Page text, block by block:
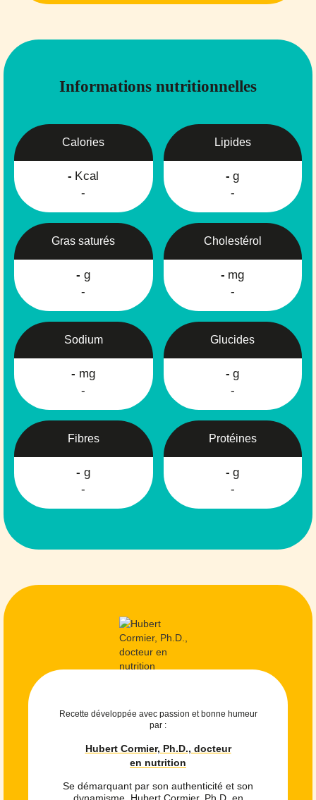
Informations nutritionnelles
Calories
- Kcal
-
Lipides
- g
-
Gras saturés
- g
-
Cholestérol
- mg
-
Sodium
- mg
-
Glucides
- g
-
Fibres
- g
-
Protéines
- g
-
Recette développée avec passion et bonne humeur
par :
Hubert Cormier, Ph.D., docteur
en nutrition
Se démarquant par son authenticité et son